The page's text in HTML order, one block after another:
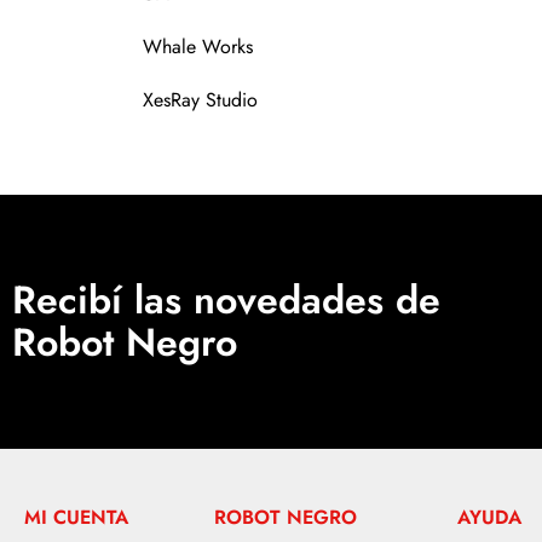
Whale Works
XesRay Studio
Recibí las novedades de
Robot Negro
MI CUENTA ROBOT NEGRO AYUDA